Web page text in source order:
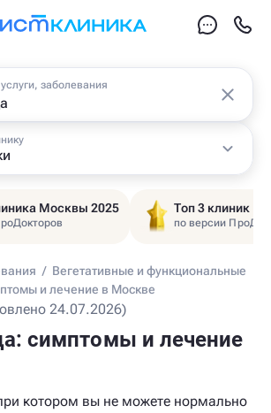
заболевания
Москвы 2025 Топ 3 клиник
по версии
/ Вегетативные и функциональные
и лечение в Москве
24.07.2026)
симптомы и лечение
котором вы не можете нормально